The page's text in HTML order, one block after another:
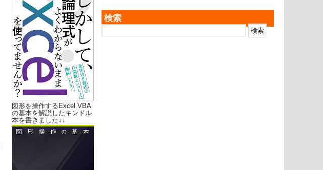
図形を操作するExcel VBA
の基本を解説したキンドル
本を書きました↓↓
検索